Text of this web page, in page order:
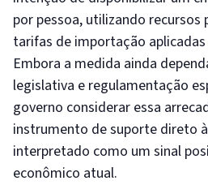
por pessoa, utilizando recursos
tarifas de importação aplicadas
Embora a medida ainda
legislativa e regulamentação
governo considerar essa
instrumento de suporte direto
interpretado como um sinal
econômico atual.